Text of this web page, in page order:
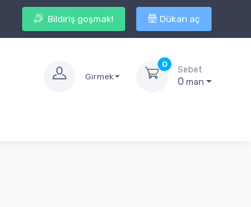
Bildiriş goşmak! Dükan aç
Girmek
0
Sebet
0man